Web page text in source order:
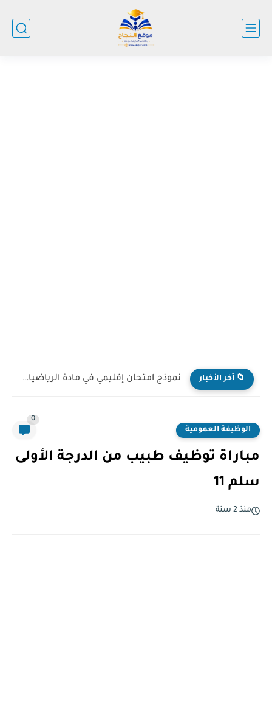
📁 آخر الأخبار نموذج امتحان إقليمي في مادة الرياضيات للمستوى السادس ابتدائي...
الوظيفة العمومية
0
مباراة توظيف طبيب من الدرجة الأولى
سلم 11
منذ 2 سنة